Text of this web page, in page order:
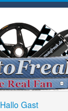
Hallo Gast